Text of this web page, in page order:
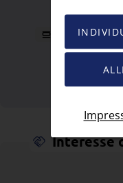
Mehr anzeigen
Interesse